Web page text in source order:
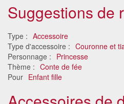
Suggestions de
Type : Accessoire
Type d'accessoire : Couronne et
Personnage : Princesse
Thème : Conte de fée
Pour Enfant fille